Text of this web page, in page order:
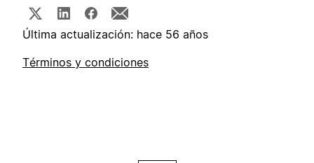
Última actualización: hace 56 años
Términos y condiciones